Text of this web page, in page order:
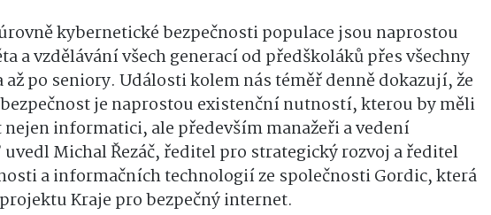
kybernetické bezpečnosti populace jsou naprostou
a vzdělávání všech generací od předškoláků přes všechny
po seniory. Události kolem nás téměř denně dokazují, že
je naprostou existenční nutností, kterou by měli
informatici, ale především manažeři a vedení
Michal Řezáč, ředitel pro strategický rozvoj a ředitel
a informačních technologií ze společnosti Gordic, která
Kraje pro bezpečný internet.